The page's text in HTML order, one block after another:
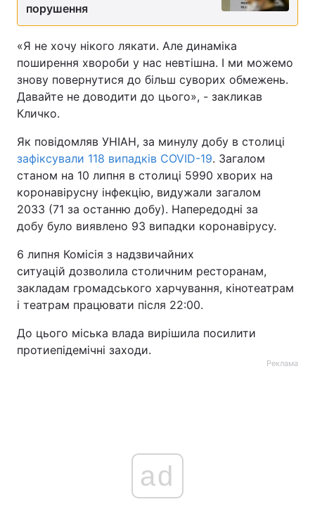
порушення
«Я не хочу нікого лякати. Але динаміка
поширення хвороби у нас невтішна. І ми можемо
знову повернутися до більш суворих обмежень.
Давайте не доводити до цього», - закликав
Кличко.
Як повідомляв УНІАН, за минулу добу в столиці
зафіксували 118 випадків COVID-19. Загалом
станом на 10 липня в столиці 5990 хворих на
коронавірусну інфекцію, видужали загалом
2033 (71 за останню добу). Напередодні за
добу було виявлено 93 випадки коронавірусу.
6 липня Комісія з надзвичайних
ситуацій дозволила столичним ресторанам,
закладам громадського харчування, кінотеатрам
і театрам працювати після 22:00.
До цього міська влада вирішила посилити
протиепідемічні заходи.
Реклама
ad